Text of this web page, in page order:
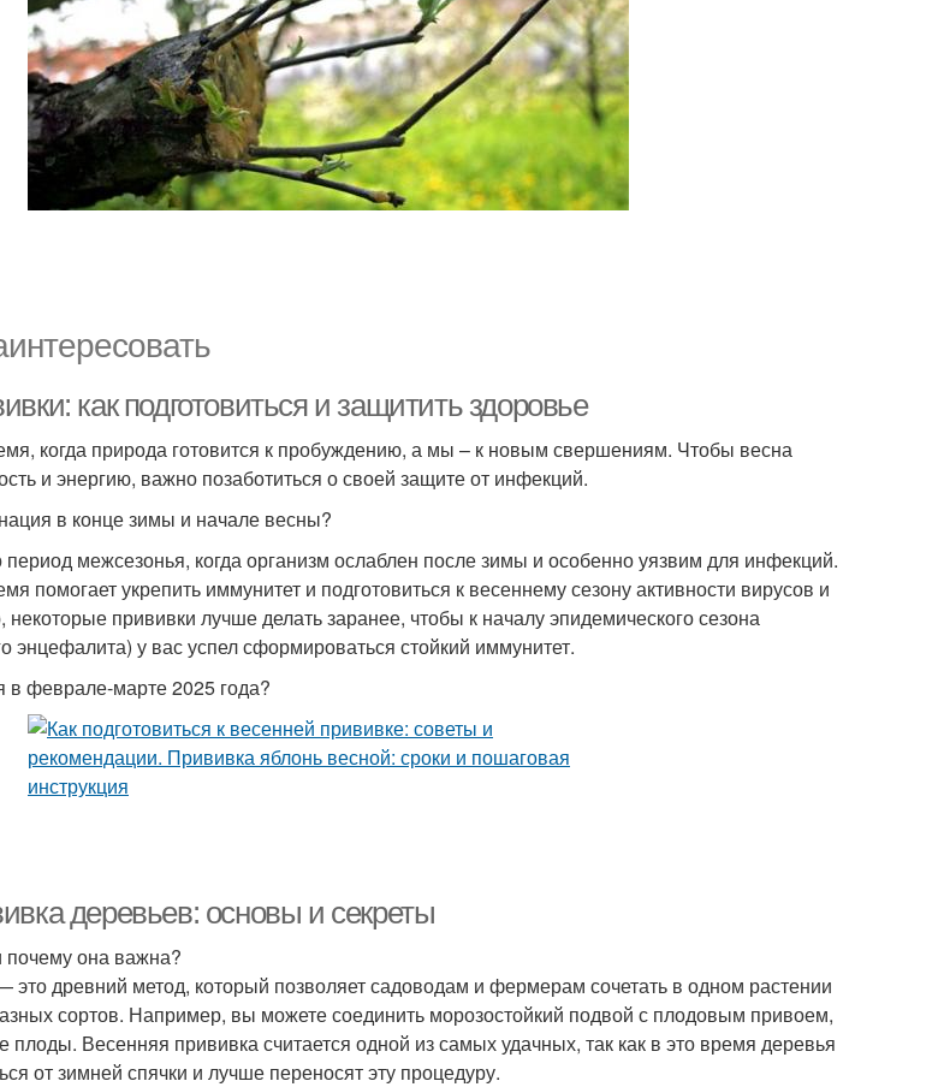
как подготовиться и защитить здоровье
когда природа готовится к пробуждению, а мы – к новым свершениям. Чтобы весна
и энергию, важно позаботиться о своей защите от инфекций.
в конце зимы и начале весны?
межсезонья, когда организм ослаблен после зимы и особенно уязвим для инфекций.
помогает укрепить иммунитет и подготовиться к весеннему сезону активности вирусов и
некоторые прививки лучше делать заранее, чтобы к началу эпидемического сезона
энцефалита) у вас успел сформироваться стойкий иммунитет.
в феврале-марте 2025 года?
деревьев: основы и секреты
почему она важна?
это древний метод, который позволяет садоводам и фермерам сочетать в одном растении
сортов. Например, вы можете соединить морозостойкий подвой с плодовым привоем,
плоды. Весенняя прививка считается одной из самых удачных, так как в это время деревья
от зимней спячки и лучше переносят эту процедуру.